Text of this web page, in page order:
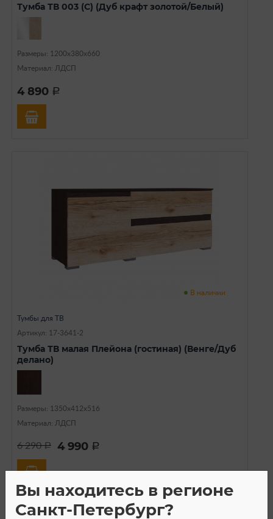
Тумба ТВ 003 (С) (Дуб крафт золотой/Белый)
Размеры: 1200х380х660
Материал: ЛДСП
4 890 a
В наличии
Тумбы для ТВ
Артикул: 17-3641-2
Тумба ТВ малая Плейона (гостиная) (Венге/Дуб
делано)
Размеры: 1350х412х516
Материал: ЛДСП
6 290a 4 990 a
Вы находитесь в регионе
Санкт-Петербург?